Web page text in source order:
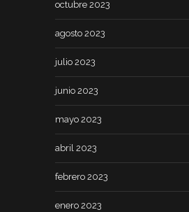
octubre 2023
agosto 2023
julio 2023
junio 2023
mayo 2023
abril 2023
febrero 2023
enero 2023